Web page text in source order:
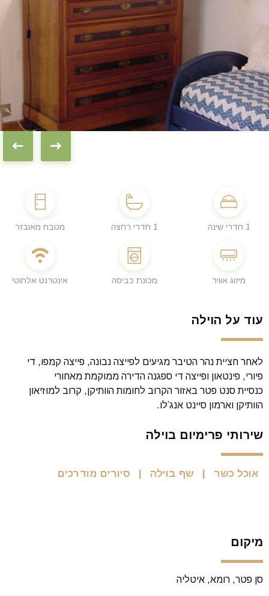
1 חדרי שינה 1 חדרי רחצה מטבח מאובזר
מיזוג אוויר מכונת כביסה אינטרנט אלחוטי
עוד על הוילה
לאחר חציית נהר הטיבר מגיעים לפייצה נבונה, פייצה קמפו, די
פיורי, פינטאון ופייצה די ספגנה הדירה ממוקמת מאחורי
כנסיית סנט פטר באזור הקרוב לחומות הוותיקן, קרוב למוזיאון
הוותיקן וארמון סיינט אנג’לו.
שירותי פרימיום בוילה
אוכל כשר שף בוילה סיורים מודרכים
מיקום
סן פטר, רומא, איטליה